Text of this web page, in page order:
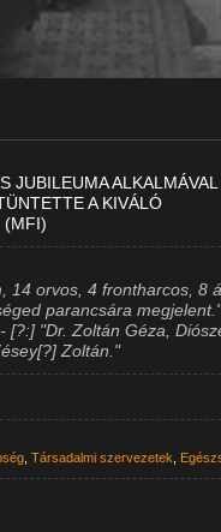
JUBILEUMA ALKALMÁVAL
A KIVÁLÓ
(MFI)
14 orvos, 4 frontharcos, 8
parancsára
[?:] "Dr. Zoltán Géza,
Zoltán."
,Társadalmi szervezetek